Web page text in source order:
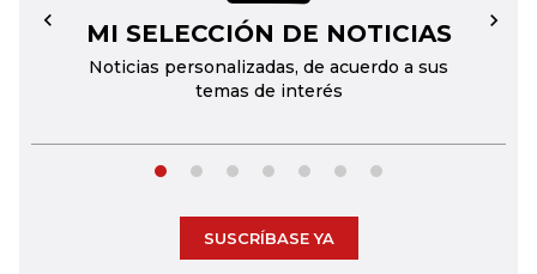
MI SELECCIÓN DE NOTICIAS
Noticias personalizadas, de acuerdo a sus
temas de interés
← →
SUSCRÍBASE YA